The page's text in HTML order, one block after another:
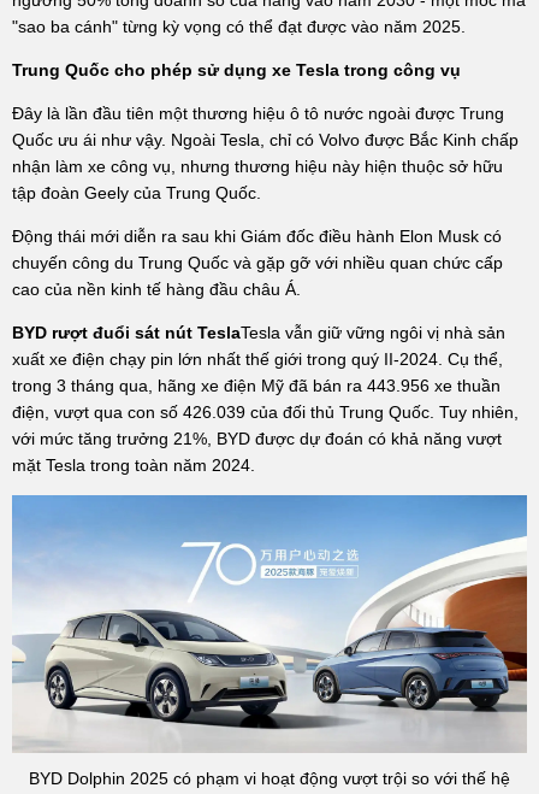
"sao ba cánh" từng kỳ vọng có thể đạt được vào năm 2025.
Trung Quốc cho phép sử dụng xe Tesla trong công vụ
Đây là lần đầu tiên một thương hiệu ô tô nước ngoài được Trung
Quốc ưu ái như vậy. Ngoài Tesla, chỉ có Volvo được Bắc Kinh chấp
nhận làm xe công vụ, nhưng thương hiệu này hiện thuộc sở hữu
tập đoàn Geely của Trung Quốc.
Động thái mới diễn ra sau khi Giám đốc điều hành Elon Musk có
chuyến công du Trung Quốc và gặp gỡ với nhiều quan chức cấp
cao của nền kinh tế hàng đầu châu Á.
BYD rượt đuổi sát nút TeslaTesla vẫn giữ vững ngôi vị nhà sản
xuất xe điện chạy pin lớn nhất thế giới trong quý II-2024. Cụ thể,
trong 3 tháng qua, hãng xe điện Mỹ đã bán ra 443.956 xe thuần
điện, vượt qua con số 426.039 của đối thủ Trung Quốc. Tuy nhiên,
với mức tăng trưởng 21%, BYD được dự đoán có khả năng vượt
mặt Tesla trong toàn năm 2024.
BYD Dolphin 2025 có phạm vi hoạt động vượt trội so với thế hệ